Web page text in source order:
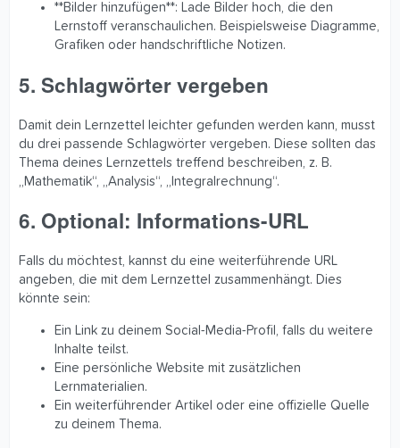
**Bilder hinzufügen**: Lade Bilder hoch, die den
Lernstoff veranschaulichen. Beispielsweise Diagramme,
Grafiken oder handschriftliche Notizen.
5. Schlagwörter vergeben
Damit dein Lernzettel leichter gefunden werden kann, musst
du drei passende Schlagwörter vergeben. Diese sollten das
Thema deines Lernzettels treffend beschreiben, z. B.
„Mathematik“, „Analysis“, „Integralrechnung“.
6. Optional: Informations-URL
Falls du möchtest, kannst du eine weiterführende URL
angeben, die mit dem Lernzettel zusammenhängt. Dies
könnte sein:
Ein Link zu deinem Social-Media-Profil, falls du weitere
Inhalte teilst.
Eine persönliche Website mit zusätzlichen
Lernmaterialien.
Ein weiterführender Artikel oder eine offizielle Quelle
zu deinem Thema.